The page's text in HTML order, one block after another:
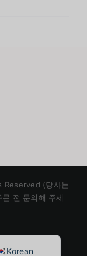
Reserved (당사는
전 문의해 주세
Korean
Chinese